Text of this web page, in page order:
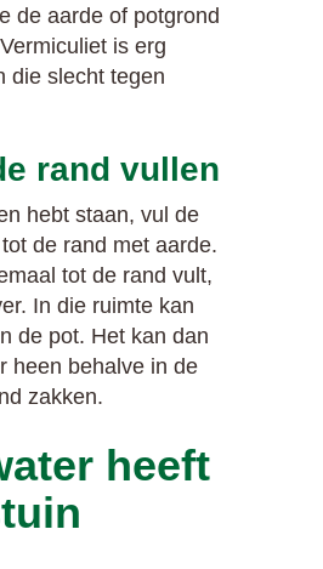
de aarde of potgrond
is erg
die slecht tegen
rand vullen
hebt staan, vul de
de rand met aarde.
tot de rand vult,
In die ruimte kan
de pot. Het kan dan
heen behalve in de
zakken.
heeft